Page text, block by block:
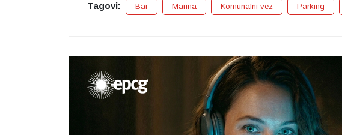
Tagovi: Bar Marina Komunalni vez Parking